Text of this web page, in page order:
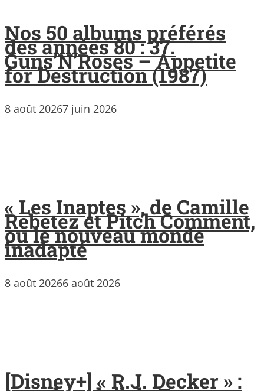
Nos 50 albums préférés
des années 80 : 37.
Guns’N’Roses – Appetite
for Destruction (1987)
8 août 20267 juin 2026
« Les Inaptes », de Camille
Rebetez et Pitch Comment,
ou le nouveau monde
inadapté
8 août 20266 août 2026
[Disney+] « R.J. Decker » :